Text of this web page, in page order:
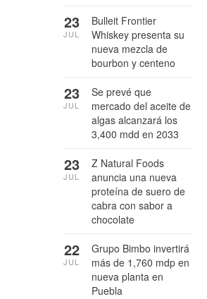
Bulleit Frontier
Whiskey presenta su
nueva mezcla de
bourbon y centeno
23
JUL
Se prevé que
mercado del aceite de
algas alcanzará los
3,400 mdd en 2033
23
JUL
Z Natural Foods
anuncia una nueva
proteína de suero de
cabra con sabor a
chocolate
23
JUL
Grupo Bimbo invertirá
más de 1,760 mdp en
nueva planta en
Puebla
22
JUL